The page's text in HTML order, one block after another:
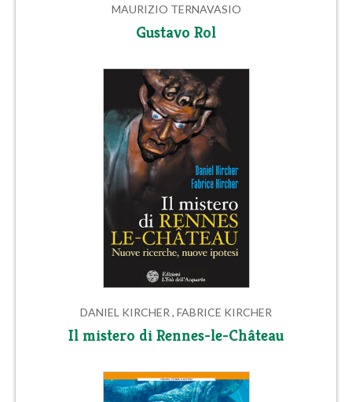
MAURIZIO TERNAVASIO
Gustavo Rol
DANIEL KIRCHER , FABRICE KIRCHER
Il mistero di Rennes-le-Château